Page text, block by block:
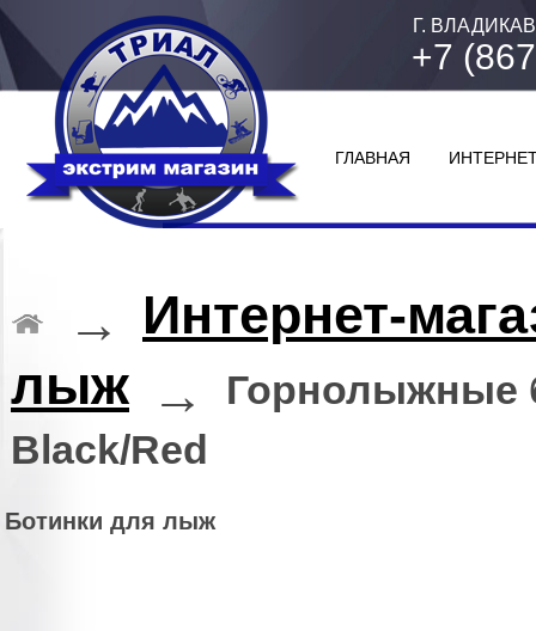
Г.
+7
ГЛАВНАЯ
→ Интернет-
лыж →
Горнолыжные
Black/Red
Ботинки для лыж